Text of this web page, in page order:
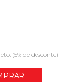
(5% de desconto)